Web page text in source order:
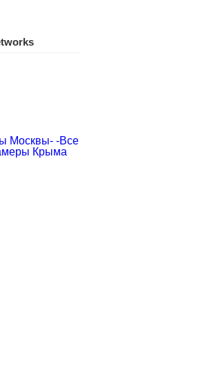
Москвы- -Все
Крыма